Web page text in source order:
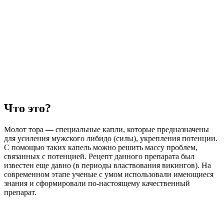
Что это?
Молот тора — специальные капли, которые предназначены
для усиления мужского либидо (силы), укрепления потенции.
С помощью таких капель можно решить массу проблем,
связанных с потенцией. Рецепт данного препарата был
известен еще давно (в периоды властвования викингов). На
современном этапе ученые с умом использовали имеющиеся
знания и сформировали по-настоящему качественный
препарат.